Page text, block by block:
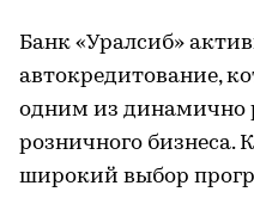
Банк «Уралсиб»
автокредитование,
одним из динамично
розничного бизнеса.
широкий выбор